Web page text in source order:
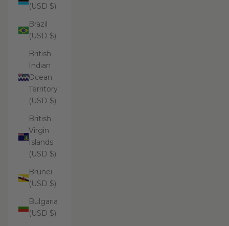
(USD $)
Brazil
(USD $)
British
Indian
Ocean
Territory
(USD $)
British
Virgin
Islands
(USD $)
Brunei
(USD $)
Bulgaria
(USD $)